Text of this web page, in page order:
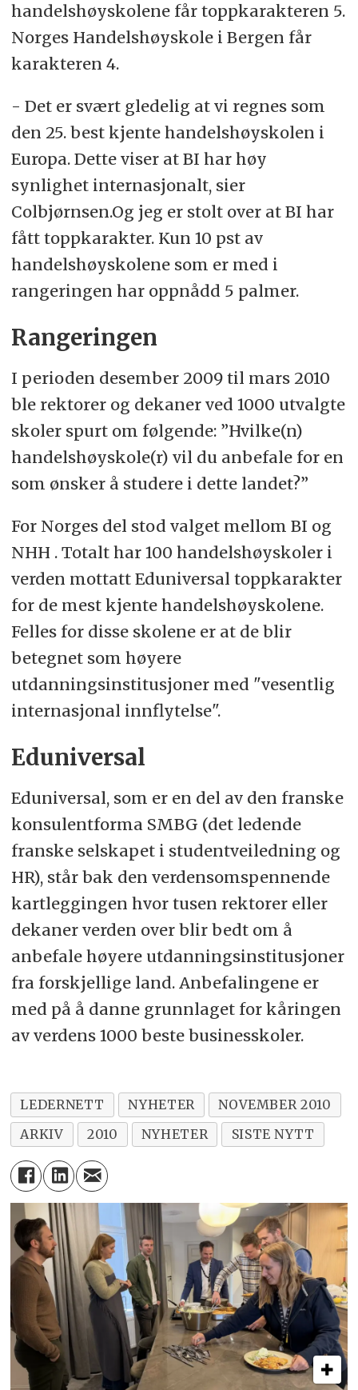
handelshøyskolene får toppkarakteren 5.
Norges Handelshøyskole i Bergen får
karakteren 4.
- Det er svært gledelig at vi regnes som
den 25. best kjente handelshøyskolen i
Europa. Dette viser at BI har høy
synlighet internasjonalt, sier
Colbjørnsen.Og jeg er stolt over at BI har
fått toppkarakter. Kun 10 pst av
handelshøyskolene som er med i
rangeringen har oppnådd 5 palmer.
Rangeringen
I perioden desember 2009 til mars 2010
ble rektorer og dekaner ved 1000 utvalgte
skoler spurt om følgende: ”Hvilke(n)
handelshøyskole(r) vil du anbefale for en
som ønsker å studere i dette landet?”
For Norges del stod valget mellom BI og
NHH . Totalt har 100 handelshøyskoler i
verden mottatt Eduniversal toppkarakter
for de mest kjente handelshøyskolene.
Felles for disse skolene er at de blir
betegnet som høyere
utdanningsinstitusjoner med "vesentlig
internasjonal innflytelse".
Eduniversal
Eduniversal, som er en del av den franske
konsulentforma SMBG (det ledende
franske selskapet i studentveiledning og
HR), står bak den verdensomspennende
kartleggingen hvor tusen rektorer eller
dekaner verden over blir bedt om å
anbefale høyere utdanningsinstitusjoner
fra forskjellige land. Anbefalingene er
med på å danne grunnlaget for kåringen
av verdens 1000 beste businesskoler.
LEDERNETT NYHETER
NOVEMBER 2010
ARKIV
2010 NYHETER SISTE NYTT